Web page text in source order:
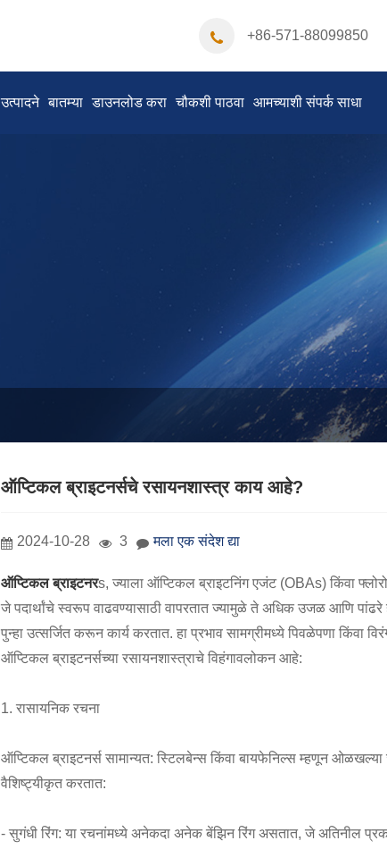
+86-571-88099850
उत्पादने बातम्या डाउनलोड करा चौकशी पाठवा आमच्याशी संपर्क साधा
ऑप्टिकल ब्राइटनर्सचे रसायनशास्त्र काय आहे?
2024-10-28 3 मला एक संदेश द्या
ऑप्टिकल ब्राइटनरs, ज्याला ऑप्टिकल ब्राइटनिंग एजंट (OBAs) किंवा
जे पदार्थांचे स्वरूप वाढवण्यासाठी वापरतात ज्यामुळे ते अधिक उजळ आणि
पुन्हा उत्सर्जित करून कार्य करतात. हा प्रभाव सामग्रीमध्ये पिवळेपणा
ऑप्टिकल ब्राइटनर्सच्या रसायनशास्त्राचे विहंगावलोकन आहे:
1. रासायनिक रचना
ऑप्टिकल ब्राइटनर्स सामान्यत: स्टिलबेन्स किंवा बायफेनिल्स म्हणून ओळखल्या
वैशिष्ट्यीकृत करतात:
- सुगंधी रिंग: या रचनांमध्ये अनेकदा अनेक बेंझिन रिंग असतात, जे अतिनील